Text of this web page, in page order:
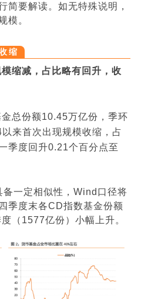
简要解读。如无特殊说明，
模。
缩
缩减，占比略有回升，收
总份额10.45万亿份，季环
来首次出现规模收缩，占
季度回升0.21个百分点至
一定相似性，Wind口径将
季度末各CD指数基金份额
（1577亿份）小幅上升。